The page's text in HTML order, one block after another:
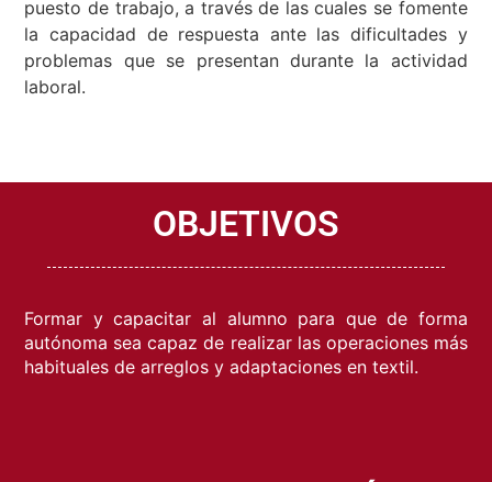
puesto de trabajo, a través de las cuales se fomente
la capacidad de respuesta ante las dificultades y
problemas que se presentan durante la actividad
laboral.
OBJETIVOS
Formar y capacitar al alumno para que de forma
autónoma sea capaz de realizar las operaciones más
habituales de arreglos y adaptaciones en textil.